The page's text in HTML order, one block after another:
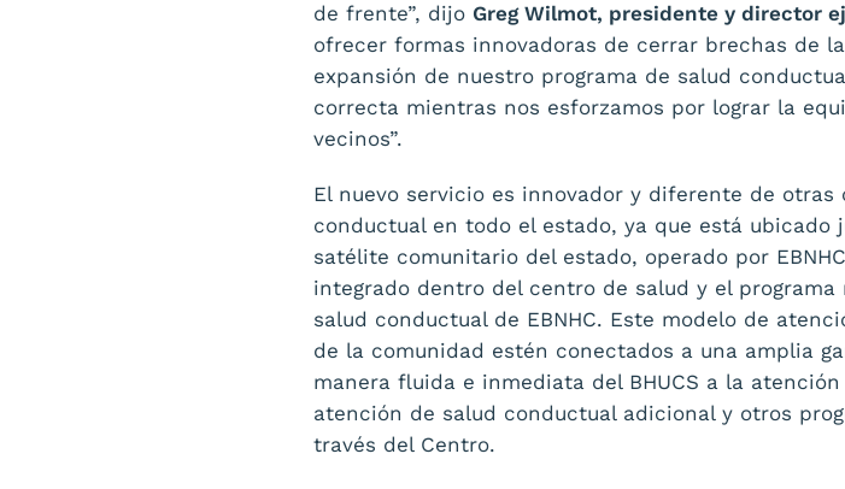
de frente”, dijo Greg Wilmot, presidente y director
ofrecer formas innovadoras de cerrar brechas de
expansión de nuestro programa de salud
correcta mientras nos esforzamos por lograr la
vecinos”.
El nuevo servicio es innovador y diferente de
conductual en todo el estado, ya que está
satélite comunitario del estado, operado por
integrado dentro del centro de salud y el
salud conductual de EBNHC. Este modelo de
de la comunidad estén conectados a una amplia
manera fluida e inmediata del BHUCS a la
atención de salud conductual adicional y otros
través del Centro.